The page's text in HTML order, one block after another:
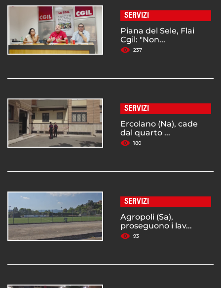
SERVIZI
Piana del Sele, Flai
Cgil: "Non...
237
SERVIZI
Ercolano (Na), cade
dal quarto ...
180
SERVIZI
Agropoli (Sa),
proseguono i lav...
93